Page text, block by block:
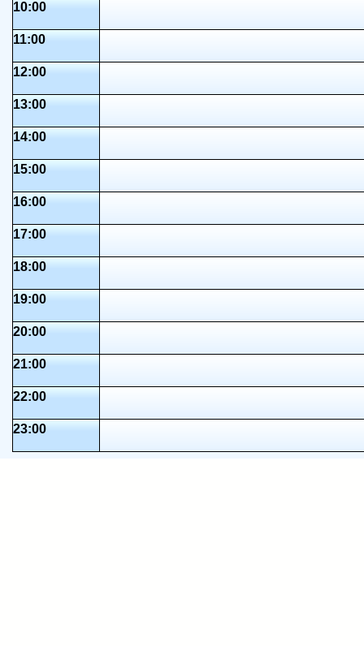
10:00
11:00
12:00
13:00
14:00
15:00
16:00
17:00
18:00
19:00
20:00
21:00
22:00
23:00